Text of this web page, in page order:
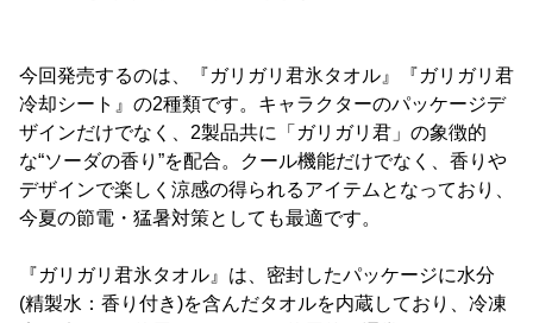
今回発売するのは、『ガリガリ君氷タオル』『ガリガリ君
冷却シート』の2種類です。キャラクターのパッケージデ
ザインだけでなく、2製品共に「ガリガリ君」の象徴的
な“ソーダの香り”を配合。クール機能だけでなく、香りや
デザインで楽しく涼感の得られるアイテムとなっており、
今夏の節電・猛暑対策としても最適です。
『ガリガリ君氷タオル』は、密封したパッケージに水分
(精製水：香り付き)を含んだタオルを内蔵しており、冷凍